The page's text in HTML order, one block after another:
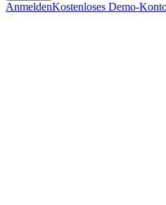
AnmeldenKostenloses Demo-